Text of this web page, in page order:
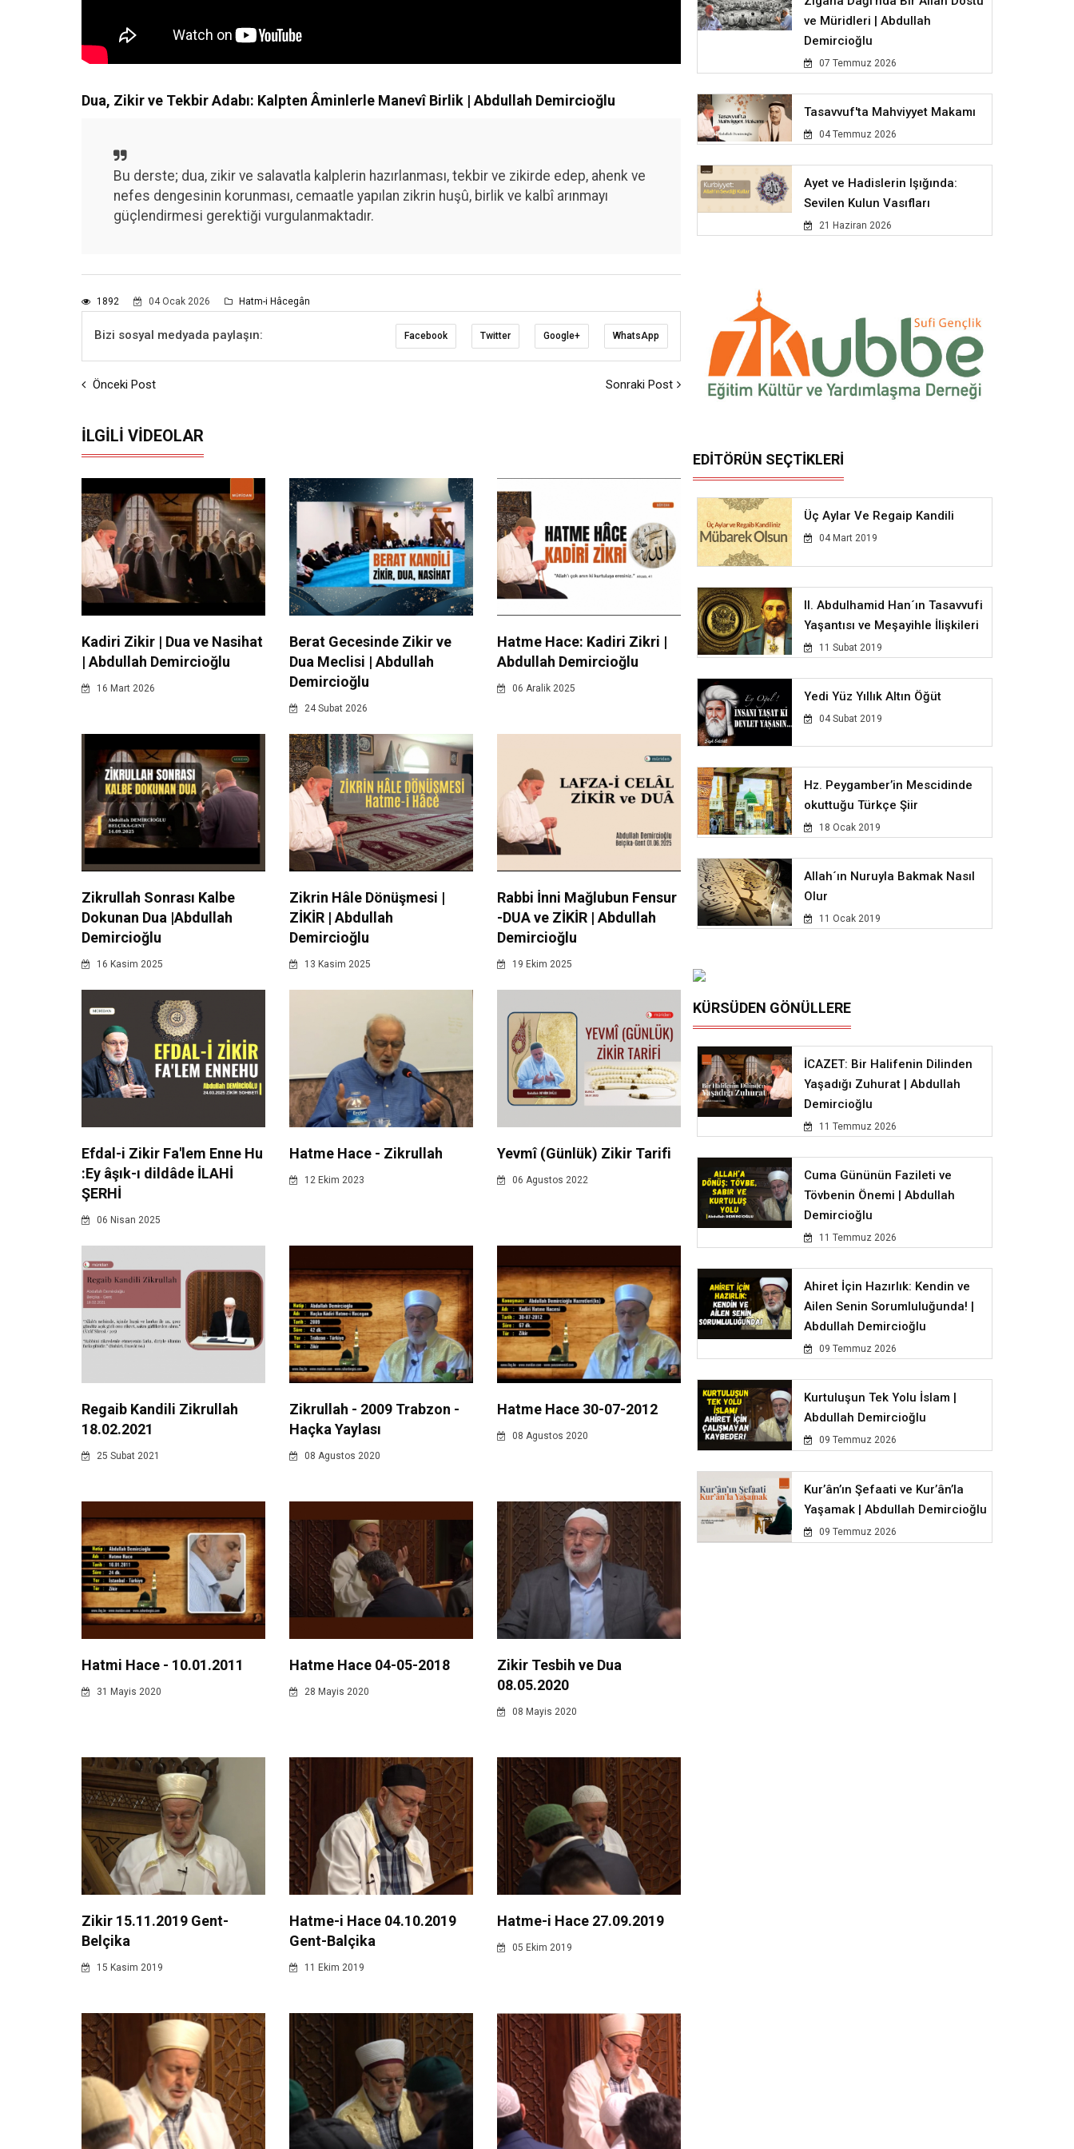
Dua, Zikir ve Tekbir Adabı: Kalpten Âminlerle Manevî Birlik | Abdullah Demircioğlu
Bu derste; dua, zikir ve salavatla kalplerin hazırlanması, tekbir ve zikirde edep, ahenk ve
nefes dengesinin korunması, cemaatle yapılan zikrin huşû, birlik ve kalbî arınmayı
güçlendirmesi gerektiği vurgulanmaktadır.
1892 04 Ocak 2026 Hatm-i Hâcegân
Bizi sosyal medyada paylaşın: Facebook Twitter Google+ WhatsApp
Önceki Post Sonraki Post
İLGILI VIDEOLAR
Kadiri Zikir | Dua ve Nasihat
| Abdullah Demircioğlu
16 Mart 2026
Berat Gecesinde Zikir ve
Dua Meclisi | Abdullah
Demircioğlu
24 Subat 2026
Hatme Hace: Kadiri Zikri |
Abdullah Demircioğlu
06 Aralik 2025
Zikrullah Sonrası Kalbe
Dokunan Dua |Abdullah
Demircioğlu
16 Kasim 2025
Zikrin Hâle Dönüşmesi |
ZİKİR | Abdullah
Demircioğlu
13 Kasim 2025
Rabbi İnni Mağlubun Fensur
-DUA ve ZİKİR | Abdullah
Demircioğlu
19 Ekim 2025
Efdal-i Zikir Fa'lem Enne Hu
:Ey âşık-ı dildâde İLAHİ
ŞERHİ
06 Nisan 2025
Hatme Hace - Zikrullah
12 Ekim 2023
Yevmî (Günlük) Zikir Tarifi
06 Agustos 2022
Regaib Kandili Zikrullah
18.02.2021
25 Subat 2021
Zikrullah - 2009 Trabzon -
Haçka Yaylası
08 Agustos 2020
Hatme Hace 30-07-2012
08 Agustos 2020
Hatmi Hace - 10.01.2011
31 Mayis 2020
Hatme Hace 04-05-2018
28 Mayis 2020
Zikir Tesbih ve Dua
08.05.2020
08 Mayis 2020
Zikir 15.11.2019 Gent-
Belçika
15 Kasim 2019
Hatme-i Hace 04.10.2019
Gent-Balçika
11 Ekim 2019
Hatme-i Hace 27.09.2019
05 Ekim 2019
ve Müridleri | Abdullah
Demircioğlu
07 Temmuz 2026
Tasavvuf'ta Mahviyyet Makamı
04 Temmuz 2026
Ayet ve Hadislerin Işığında:
Sevilen Kulun Vasıfları
21 Haziran 2026
EDİTÖRÜN SEÇTİKLERİ
Üç Aylar Ve Regaip Kandili
04 Mart 2019
II. Abdulhamid Han´ın Tasavvufi
Yaşantısı ve Meşayihle İlişkileri
11 Subat 2019
Yedi Yüz Yıllık Altın Öğüt
04 Subat 2019
Hz. Peygamber’in Mescidinde
okuttuğu Türkçe Şiir
18 Ocak 2019
Allah´ın Nuruyla Bakmak Nasıl
Olur
11 Ocak 2019
KÜRSÜDEN GÖNÜLLERE
İCAZET: Bir Halifenin Dilinden
Yaşadığı Zuhurat | Abdullah
Demircioğlu
11 Temmuz 2026
Cuma Gününün Fazileti ve
Tövbenin Önemi | Abdullah
Demircioğlu
11 Temmuz 2026
Ahiret İçin Hazırlık: Kendin ve
Ailen Senin Sorumluluğunda! |
Abdullah Demircioğlu
09 Temmuz 2026
Kurtuluşun Tek Yolu İslam |
Abdullah Demircioğlu
09 Temmuz 2026
Kur’ân’ın Şefaati ve Kur’ân’la
Yaşamak | Abdullah Demircioğlu
09 Temmuz 2026